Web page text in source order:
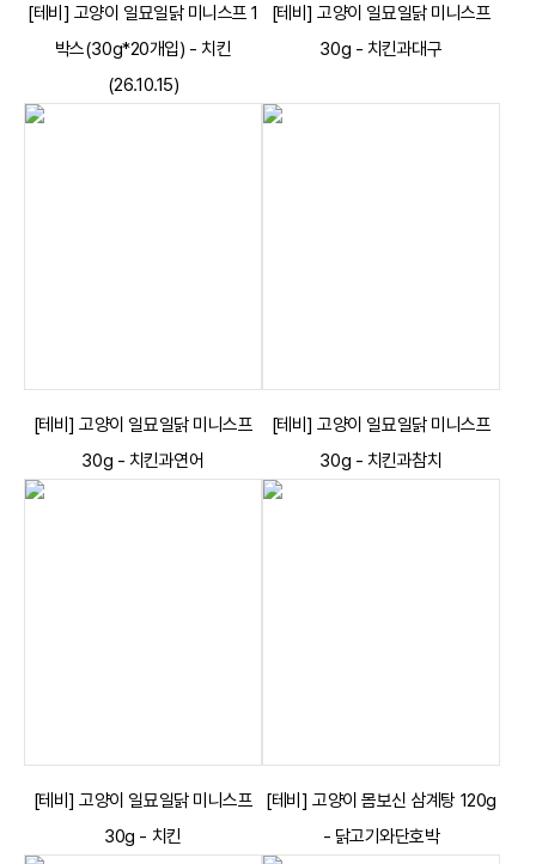
[테비] 고양이 일묘일닭 미니스프 1
박스(30g*20개입) - 치킨
(26.10.15)
[테비] 고양이 일묘일닭 미니스프
30g - 치킨과대구
[테비] 고양이 일묘일닭 미니스프
30g - 치킨과연어
[테비] 고양이 일묘일닭 미니스프
30g - 치킨과참치
[테비] 고양이 일묘일닭 미니스프
30g - 치킨
[테비] 고양이 몸보신 삼계탕 120g
- 닭고기와단호박